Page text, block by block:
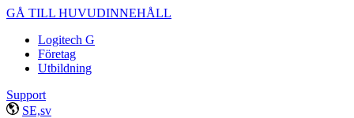
GÅ TILL HUVUDINNEHÅLL
Logitech G
Företag
Utbildning
Support
SE,sv